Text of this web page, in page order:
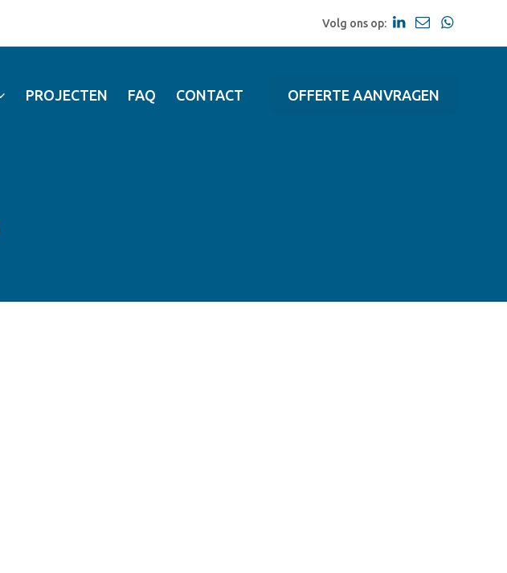
Volg ons op:
PROJECTEN FAQ CONTACT OFFERTE AANVRAGEN